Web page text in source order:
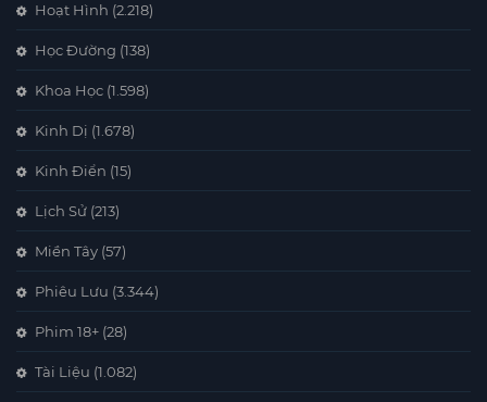
Hoạt Hình (2.218)
Học Đường (138)
Khoa Học (1.598)
Kinh Dị (1.678)
Kinh Điển (15)
Lịch Sử (213)
Miền Tây (57)
Phiêu Lưu (3.344)
Phim 18+ (28)
Tài Liệu (1.082)